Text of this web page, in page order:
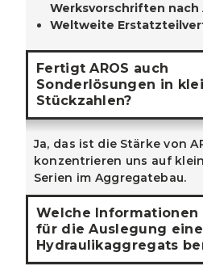
Werksvorschriften nach
Weltweite
Fertigt AROS auch
Sonderlösungen in
Stückzahlen?
Ja, das ist die Stärke von
konzentrieren uns auf
Serien im Aggregatebau.
Welche Informationen
für die Auslegung
Hydraulikaggregats